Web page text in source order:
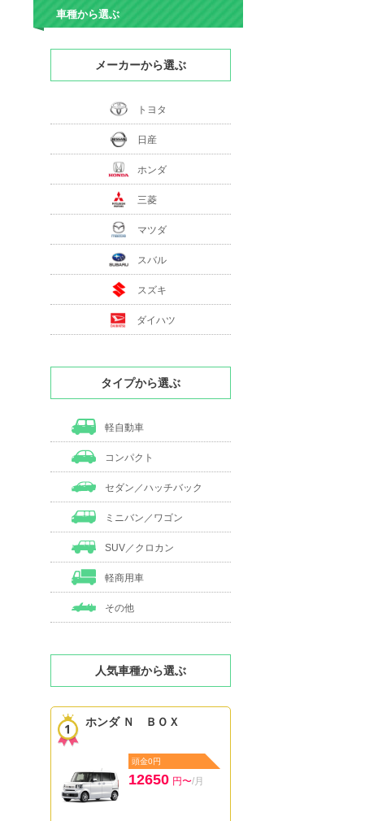
車種から選ぶ
メーカーから選ぶ
トヨタ
日産
ホンダ
三菱
マツダ
スバル
スズキ
ダイハツ
タイプから選ぶ
軽自動車
コンパクト
セダン／ハッチバック
ミニバン／ワゴン
SUV／クロカン
軽商用車
その他
人気車種から選ぶ
ホンダ Ｎ ＢＯＸ
頭金0円
12650 円〜/月